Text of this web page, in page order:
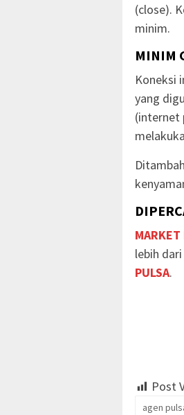
(close).
minim.
MINIM
Koneksi
yang
(internet
MARKET
lebih
PULSA.
Post
agen